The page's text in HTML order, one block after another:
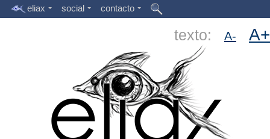
eliax social contacto
texto: A- A+